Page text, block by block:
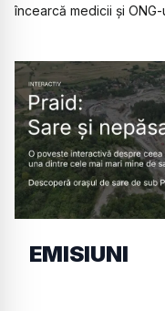
încearcă medicii și
EMISIUNI